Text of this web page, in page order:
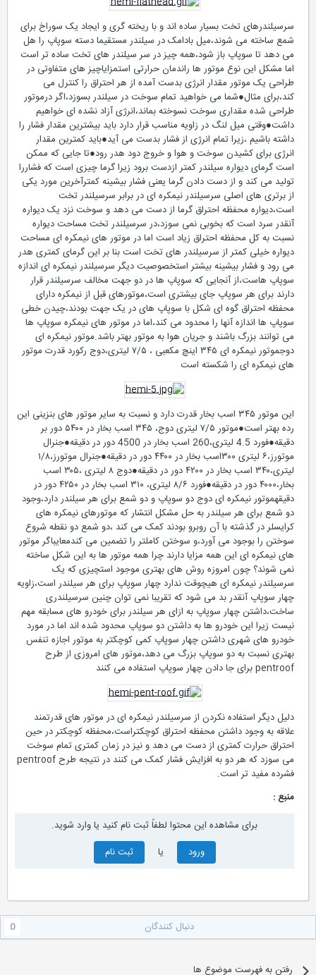
سرسیلندرهای تخت بسیار ساده اند و با ریخته گری و ایجاد یک سوراخ برای
شمع ساخته می شوند،میل بادامک در سیلندر مستقیما دسته سوپاپ را هل
می دهد تا سوپاپ باز شود،همه چیز در سر سیلندر های تخت ساده تر است
اما مشکل این نوع موتور ها راندمان حرارتی استمزایاچیز های متفاوتی در
طراحی یک موتور مقدار انرژی بدست آمده از هر احتراق را کنترل می
کند،برای مثال●شما می خواهید تمام سوخت در سیلندر بسوزد،اگر درموتور
طراحی شده مقداری سوخت نسوخته بماند،انرژی آزاد نشده ای خواهیم
داشت●وقتی میل لنگ در زاویه مناسب قرار دارد باید بیشترین مقدار فشار را
داشته باشیم ،زیرا تمام انرژی از فشار بدست می آید●باید کمترین مقدار
انرژی برای کشیدن سوخت و هوا و خروج دود هدر رود●تا جایی که ممکن
است گرمای دیواره سیلندر کمتر ازدست برود زیرا گرما چیزی است که فشاررا
تولید می کند و از دست دادن گرما یعنی فشار بیشینه کمترآخرین مورد یکی
از برتری های اصلی سرسیلندر نیمکره ای در برابر سرسیلندر تخت
است،دیواره محفظه احتراق گرما از دست می دهد و سوخت نزد یک دیواره
آنقدر سرد است که بخوبی نمی سوزد،در سرسیلندر تخت مساحت دیواره
نسبت به کل محفظه احتراق زیاد است اما در موتور های نیمکره ای مساحت
دیواره خیلی کمتر از سرسیلندر های تخت است بنا بر این گرمای کمتری هدر
می رود و فشار بیشینه بیشتر استخصوصیت دیگر سرسیلندر نیمکره ای اندازه
سوپاپ هاست،از آنجایی که سوپاپ ها در دو جهت مخالف سرسیلندر قرار
دارند برای هر سوپاپ جای بیشتری است،موتورهای قبل از نیمکره دارای
محفظه احتراق گوه ای شکل با سوپاپ های در یک جهت بودند،چیدن خطی
سوپاپ ها اندازه آنها را محدود می کند،اما در موتور های نیمکره سوپاپ ها
می توانند بزرگ باشند و جریان هوا به موتور بهتر باشد.موتور نیمکره ای
دوجموتور نیمکره ای ۳۴۵ اینچ مکعبی ، ۷/۵ لیتری،دوج رکورد قدرت موتور
های نیمکره ای را شکسته است
این موتور ۳۴۵ اسب بخار قدرت دارد و نسبت به سایر موتور های بنزینی این
رده بهتر است●موتور ۷/۵ لیتری دوج، ۳۴۵ اسب بخار در ۵۴٠٠ دور بر
دقیقه●فورد 4.5 لیتری،260 اسب بخار در 4500 دور در دقیقه●جنرال
موتورز،۶ لیتری ۳٠٠اسب بخار در ۴۴٠٠ دور در دقیقه●جنرال موتورز،١/٨
لیتری،۳۴٠ اسب بخار در ۴٢٠٠ دور در دقیقه●دوج ٨ لیتری ،٣٠۵ اسب
بخار،۴٠٠٠ دور در دقیقه●فورد ٨/۶ لیتری، ۳١٠ اسب بخار در ۴٢۵٠ دور در
دقیقهموتور نیمکره ای دوج دو سوپاپ و دو شمع برای هر سیلندر دارد،وجود
دو شمع برای هر سیلندر به حل مشکل انتشار که موتورهای نیمکره های
کرایسلر در گذشته با آن روبرو بودند کمک می کند ،دو شمع دو نقطه شروع
سوختن را بوجود می آورد،و سوختن کاملتر را تضمین می کندمعایباگر موتور
های نیمکره ای این همه مزایا دارند چرا همه موتور ها به این شکل ساخته
نمی شوند؟ چون امروزه روش های بهتری موجود استچیزی که یک
سرسیلندر نیمکره ای هیچوقت ندارد چهار سوپاپ برای هر سیلندر است،زاویه
چهار سوپاپ آنقدر بد می شود که تقریبا نمی توان چنین سرسیلندری
ساخت،داشتن چهار سوپاپ به ازای هر سیلندر برای خودرو های مسابقه مهم
نیست زیرا این خودرو ها به داشتن دو سوپاپ محدود شده اند اما در مورد
خودرو های شهری داشتن چهار سوپاپ کمی کوچکتر به موتور اجازه تنفس
بهتری نسبت به دو سوپاپ بزرگ می دهد،موتور های امروزی از طرح
pentroof برای جا دادن چهار سوپاپ استفاده می کنند
دلیل دیگر استفاده نکردن از سرسیلندر نیمکره ای در موتور های قدرتمند
علاقه به وجود داشتن محفظه احتراق کوچکتراست،محفظه کوچکتر در حین
احتراق حرارت کمتری از دست می دهد و نیز در زمان کمتری تمام سوخت
می سوزد که هر دو به افزایش فشار کمک می کنند در نتیجه طرح pentroof
فشرده مفید تر است.
منبع :
برای مشاهده این محتوا لطفاً ثبت نام کنید یا وارد شوید.
ورود
ثبت نام
دنبال کنندگان
رفتن به فهرست موضوع ها